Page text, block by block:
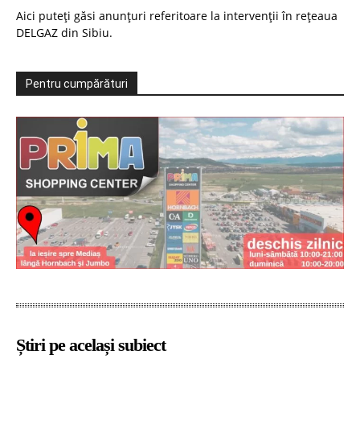
Aici puteți găsi anunțuri referitoare la intervenții în rețeaua
DELGAZ din Sibiu.
Pentru cumpărături
Știri pe același subiect